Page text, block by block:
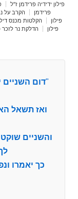
פילון ידידיה פרידמן ז"ל
פרידמן
הקרב על
פילון
הקלטות מכנס
פילון
הדלקת נר לזכר
"דום השניים
ואז תשאל
והשניים
כך יאמרו